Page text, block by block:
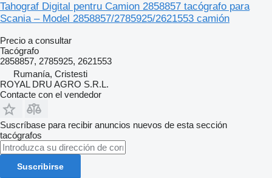
Tahograf Digital pentru Camion 2858857 tacógrafo para
Scania – Model 2858857/2785925/2621553 camión
Precio a consultar
Tacógrafo
2858857, 2785925, 2621553
Rumanía, Cristesti
ROYAL DRU AGRO S.R.L.
Contacte con el vendedor
Suscríbase para recibir anuncios nuevos de esta sección
tacógrafos
Suscribirse